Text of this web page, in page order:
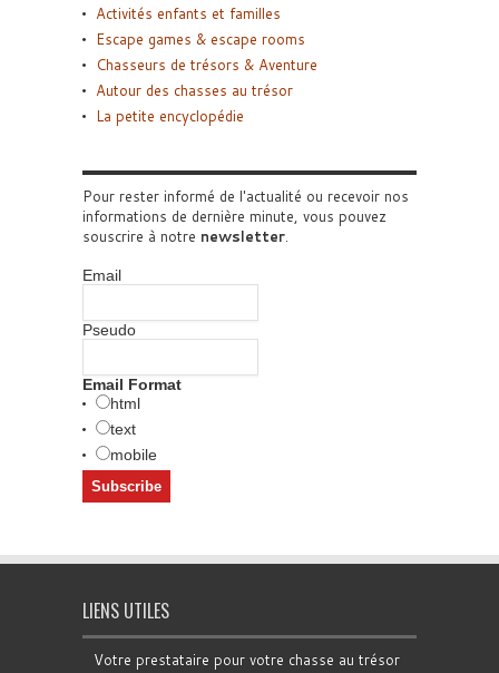
Activités enfants et familles
Escape games & escape rooms
Chasseurs de trésors & Aventure
Autour des chasses au trésor
La petite encyclopédie
Pour rester informé de l'actualité ou recevoir nos
informations de dernière minute, vous pouvez
souscrire à notre newsletter.
Email
Pseudo
Email Format
html
text
mobile
LIENS UTILES
Votre prestataire pour votre chasse au trésor